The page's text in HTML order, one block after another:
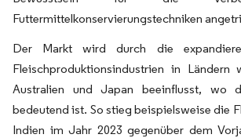
Futtermittelkonservierungstechniken
Der Markt wird durch die
Fleischproduktionsindustrien in Ländern
Australien und Japan beeinflusst, wo
bedeutend ist. So stieg beispielsweise die
Indien im Jahr 2023 gegenüber dem